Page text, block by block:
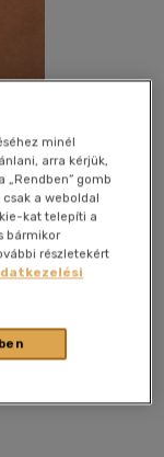
minél
arra kérjük,
„Rendben” gomb
a weboldal
kat telepíti a
bármikor
részletekért